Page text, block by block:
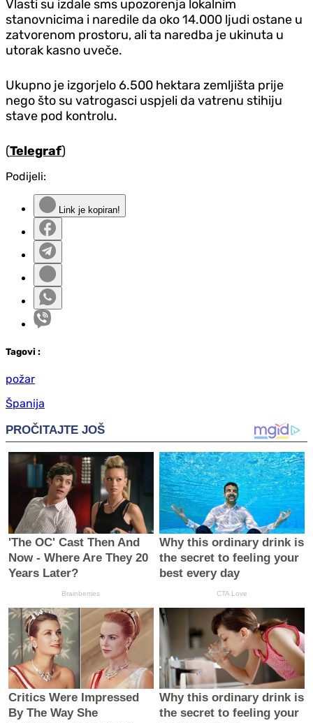
Vlasti su izdale sms upozorenja lokalnim
stanovnicima i naredile da oko 14.000 ljudi ostane u
zatvorenom prostoru, ali ta naredba je ukinuta u
utorak kasno uveče.
Ukupno je izgorjelo 6.500 hektara zemljišta prije
nego što su vatrogasci uspjeli da vatrenu stihiju
stave pod kontrolu.
(Telegraf)
Podijeli:
Link je kopiran!
Tagovi :
požar
Španija